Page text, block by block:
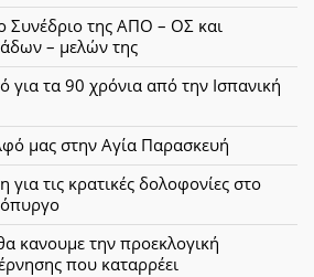
Συνέδριο της ΑΠΟ – ΟΣ και
– μελών της
τα 90 χρόνια από την Ισπανική
μας στην Αγία Παρασκευή
τις κρατικές δολοφονίες στο
κανουμε την προεκλογική
που καταρρέει